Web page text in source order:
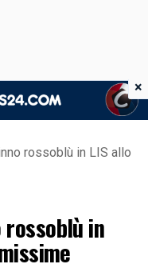
rossoblù in LIS allo
in
×